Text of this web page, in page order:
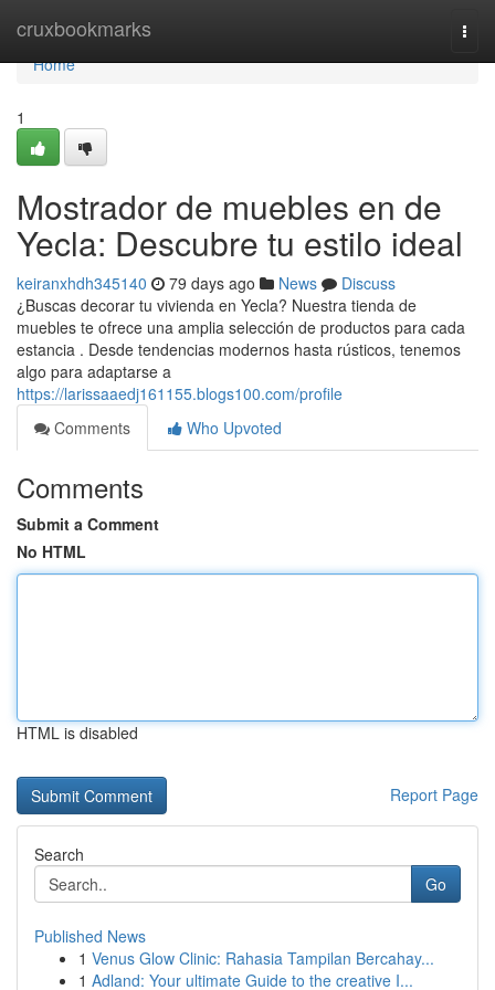
cruxbookmarks
Home
Home
1
Mostrador de muebles en de
Yecla: Descubre tu estilo ideal
keiranxhdh345140 79 days ago News
Discuss
¿Buscas decorar tu vivienda en Yecla? Nuestra tienda de
muebles te ofrece una amplia selección de productos para cada
estancia . Desde tendencias modernos hasta rústicos, tenemos
algo para adaptarse a
https://larissaaedj161155.blogs100.com/profile
Comments
Who Upvoted
Comments
Submit a Comment
No HTML
HTML is disabled
Report Page
Search
Go
Published News
1 Venus Glow Clinic: Rahasia Tampilan Bercahay...
1 Adland: Your ultimate Guide to the creative I...